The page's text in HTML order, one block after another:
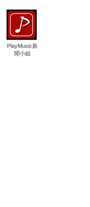
PlayMusic新
聞小組